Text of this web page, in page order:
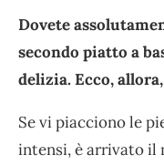
Dovete
secondo piatto a
delizia. Ecco,
Se vi piacciono le
intensi, è arrivato il